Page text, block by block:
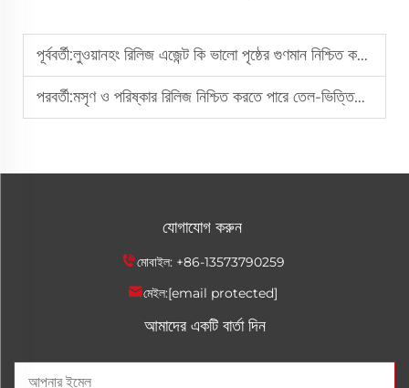
পূর্ববর্তী:লুওয়ানহং রিলিজ এজেন্ট কি ভালো পৃষ্ঠের গুণমান নিশ্চিত করতে পারে?
পরবর্তী:মসৃণ ও পরিষ্কার রিলিজ নিশ্চিত করতে পারে তেল-ভিত্তিক রিলিজ এজেন্ট?
যোগাযোগ করুন
মোবাইল: +86-13573790259
মেইল:[email protected]
আমাদের একটি বার্তা দিন